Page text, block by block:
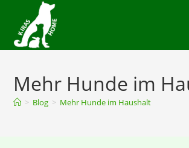
Mehr Hunde im
> Blog > Mehr Hunde im Haushalt